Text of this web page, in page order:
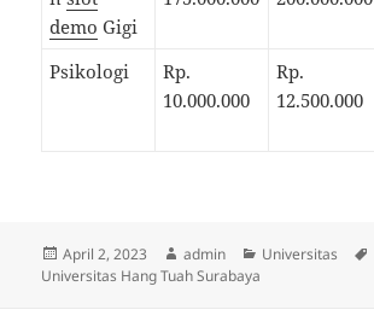
demo Gigi
Psikologi
Rp.
10.000.000
Rp.
12.500.000
Diposkan
pada
April 2, 2023 Penulis
admin Kategori
Universitas
Universitas Hang Tuah Surabaya